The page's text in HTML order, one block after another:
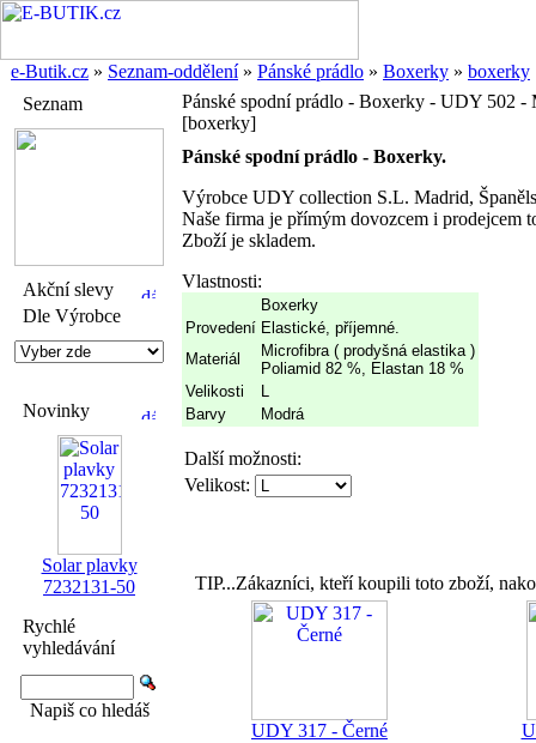
e-Butik.cz » Seznam-oddělení» Pánské prádlo » Boxerky » boxerky
Seznam
Akční slevy
Dle Výrobce
Novinky
Solar plavky
7232131-50
Rychlé
vyhledávání
Napiš co hledáš
Pánské spodní prádlo - Boxerky - UDY 502 -
[boxerky]
Pánské spodní prádlo - Boxerky.
Výrobce UDY collection S.L. Madrid,
Naše firma je přímým dovozcem i prodejcem
Zboží je skladem.
Vlastnosti:
Boxerky
Provedení Elastické, příjemné.
Materiál
Microfibra ( prodyšná elastika )
Poliamid 82 %, Elastan 18 %
Velikosti
L
Barvy
Modrá
Další možnosti:
Velikost:
TIP...Zákazníci, kteří koupili toto zboží,
UDY 317 - Černé